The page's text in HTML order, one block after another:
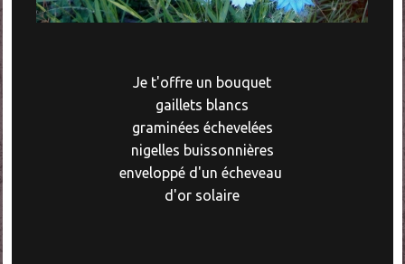
Je t'offre un bouquet
gaillets blancs
graminées échevelées
nigelles buissonnières
enveloppé d'un écheveau
d'or solaire